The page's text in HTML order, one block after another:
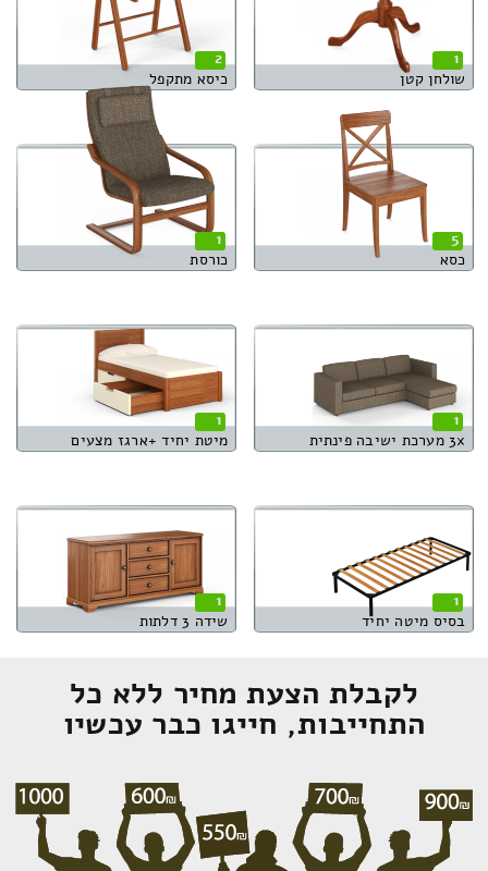
1
שולחן קטן
2
כיסא מתקפל
5
כסא
1
כורסת
1
3x מערכת ישיבה פינתית
1
מיטת יחיד +ארגז מצעים
1
בסיס מיטה יחיד
1
שידה 3 דלתות
לקבלת הצעת מחיר ללא כל
התחייבות, חייגו כבר עכשיו